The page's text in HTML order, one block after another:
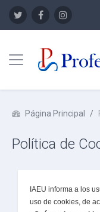
Panel lateral
Página Principal
Política de
IAEU informa a los
uso de cookies, de